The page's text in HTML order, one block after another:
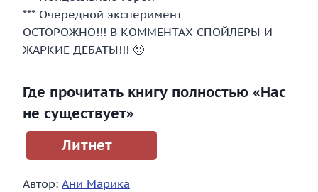
*** Очередной эксперимент
ОСТОРОЖНО!!! В КОММЕНТАХ СПОЙЛЕРЫ И
ЖАРКИЕ ДЕБАТЫ!!! 🙂
Где прочитать книгу полностью «Нас
не существует»
Литнет
Автор: Ани Марика